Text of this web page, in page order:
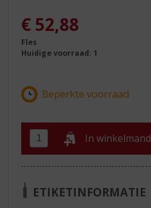
€ 52,88
Fles
Huidige voorraad: 1
In winkelmand
ETIKETINFORMATIE